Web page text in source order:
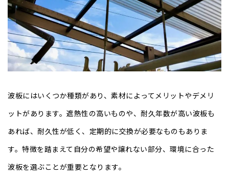
波板にはいくつか種類があり、素材によってメリットやデメリ
ットがあります。遮熱性の高いものや、耐久年数が高い波板も
あれば、耐久性が低く、定期的に交換が必要なものもありま
す。特徴を踏まえて自分の希望や譲れない部分、環境に合った
波板を選ぶことが重要となります。